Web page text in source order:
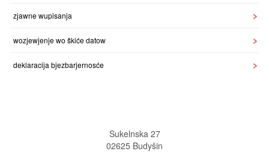
zjawne wupisanja
wozjewjenje wo škiće datow
deklaracija bjezbarjernosće
Sukelnska 27
02625 Budyšin